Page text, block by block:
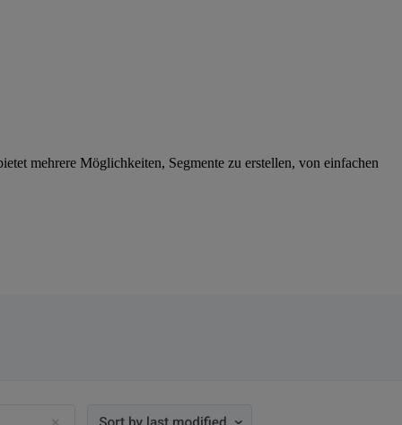
mehrere Möglichkeiten, Segmente zu erstellen, von einfachen